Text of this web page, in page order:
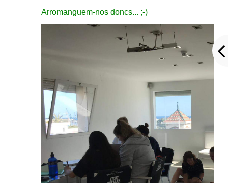
Arromanguem-nos doncs... ;-)